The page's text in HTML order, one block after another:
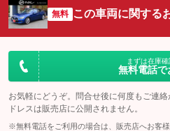
サイドカメラ
：装備あり
：装備なし
無料 この車両に関する
まずは在庫
無料電話で
お気軽にどうぞ。問合せ後に何度もご連
ドレスは販売店に公開されません。
※無料電話をご利用の場合は、販売店へお客